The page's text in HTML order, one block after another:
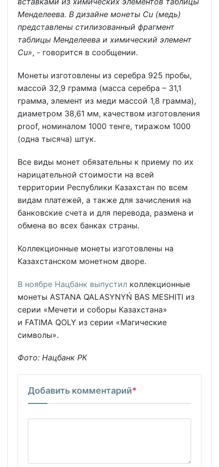
Менделеева. В дизайне монеты Cu (медь)
представлены стилизованный фрагмент
таблицы Менделеева и химический элемент
Cu», - говорится в сообщении.
Монеты изготовлены из серебра 925 пробы,
массой 32,9 грамма (масса серебра – 31,1
грамма, элемент из меди массой 1,8 грамма),
диаметром 38,61 мм, качеством изготовления
proof, номиналом 1000 тенге, тиражом 1000
(одна тысяча) штук.
Все виды монет обязательны к приему по их
нарицательной стоимости на всей
территории Республики Казахстан по всем
видам платежей, а также для зачисления на
банковские счета и для перевода, размена и
обмена во всех банках страны.
Коллекционные монеты изготовлены на
Казахстанском монетном дворе.
В ноябре Нацбанк выпустил коллекционные
монеты ASTANA QALASYNYŃ BAS MESHITI из
серии «Мечети и соборы Казахстана»
и FATIMA QOLY из серии «Магические
символы».
Фото: Нацбанк РК
Добавить комментарий*